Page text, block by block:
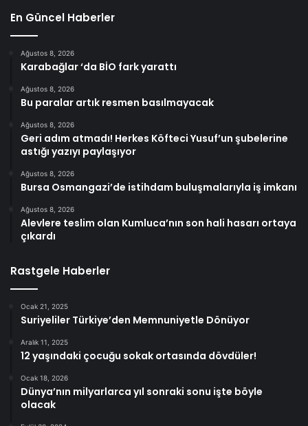
En Güncel Haberler
Ağustos 8, 2026
Karabağlar ‘da BİO fark yarattı
Ağustos 8, 2026
Bu paralar artık resmen basılmayacak
Ağustos 8, 2026
Geri adım atmadı! Herkes Köfteci Yusuf’un şubelerine
astığı yazıyı paylaşıyor
Ağustos 8, 2026
Bursa Osmangazi’de istihdam buluşmalarıyla iş imkanı
Ağustos 8, 2026
Alevlere teslim olan Kumluca’nın son hali hasarı ortaya
çıkardı
Rastgele Haberler
Ocak 21, 2025
Suriyeliler Türkiye’den Memnuniyetle Dönüyor
Aralık 11, 2025
12 yaşındaki çocuğu sokak ortasında dövdüler!
Ocak 18, 2026
Dünya’nın milyarlarca yıl sonraki sonu işte böyle
olacak